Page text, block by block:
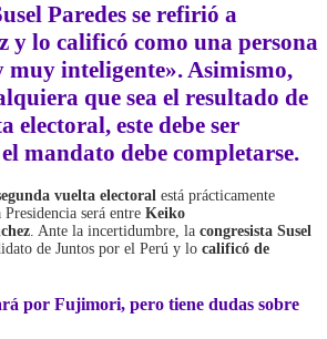
Paredes se refirió a
y lo calificó como una persona
muy inteligente». Asimismo,
que sea el resultado de
electoral, este debe ser
mandato debe completarse.
vuelta electoral está prácticamente
será entre Keiko
. Ante la incertidumbre, la congresista Susel
de Juntos por el Perú y lo calificó de
por Fujimori, pero tiene dudas sobre